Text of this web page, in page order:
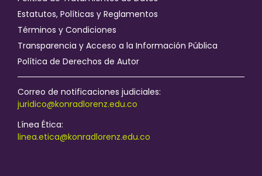
Estatutos, Políticas y Reglamentos
Términos y Condiciones
Transparencia y Acceso a la Información Pública
Política de Derechos de Autor
Correo de notificaciones judiciales:
juridico@konradlorenz.edu.co
Línea Ética:
linea.etica@konradlorenz.edu.co